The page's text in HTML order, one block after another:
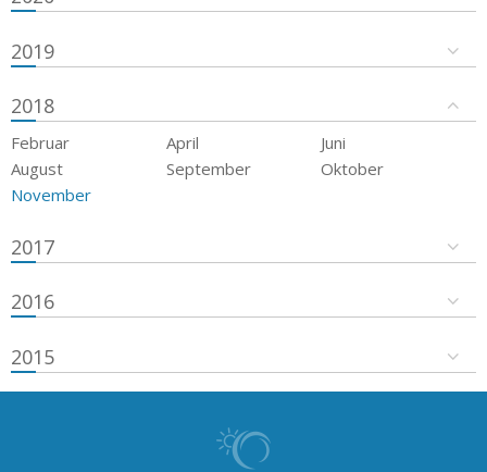
2019
2018
Februar April
Juni
August
September
Oktober
November
2017
2016
2015